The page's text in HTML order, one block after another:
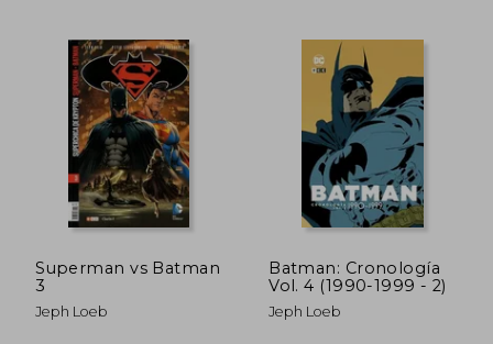
$ 25.66
Superman vs Batman
3
Jeph Loeb
Batman: Cronología
Vol. 4 (1990-1999 - 2)
Jeph Loeb